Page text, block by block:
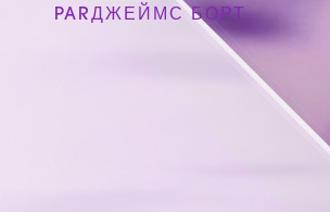
PARДЖЕЙМС БОРТ